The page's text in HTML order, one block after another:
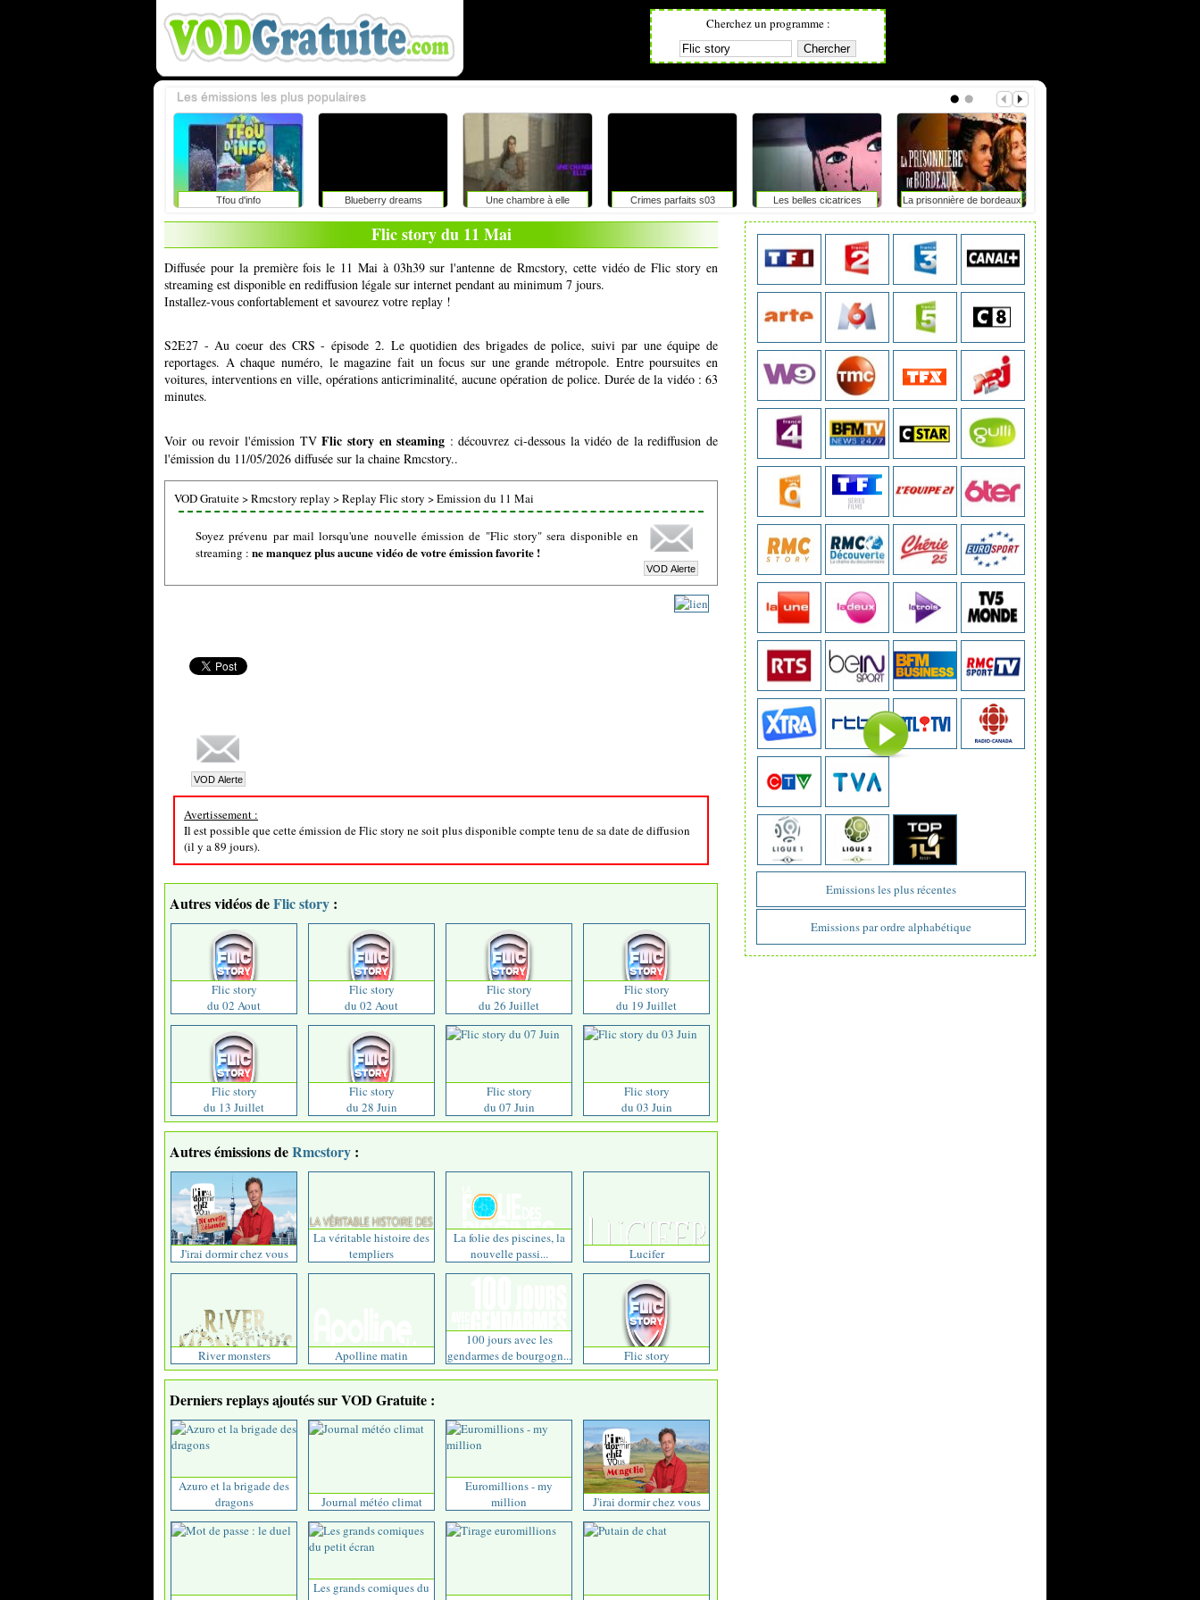
Cherchez un programme :
Tfou d'info Blueberry dreams Une chambre à elle Crimes parfaits s03 Les belles cicatrices La prisonnière de bordeaux
Les émissions les plus populaires
Emissions les plus récentes
Emissions par ordre alphabétique
Flic story du 11 Mai
Diffusée pour la première fois le 11 Mai à 03h39 sur l'antenne de Rmcstory, cette vidéo de Flic story en
streaming est disponible en rediffusion légale sur internet pendant au minimum 7 jours.
Installez-vous confortablement et savourez votre replay !
S2E27 - Au coeur des CRS - épisode 2. Le quotidien des brigades de police, suivi par une équipe de
reportages. A chaque numéro, le magazine fait un focus sur une grande métropole. Entre poursuites en
voitures, interventions en ville, opérations anticriminalité, aucune opération de police. Durée de la vidéo : 63
minutes.
Voir ou revoir l'émission TVFlic story en steaming : découvrez ci-dessous la vidéo de la rediffusion de
l'émission du 11/05/2026 diffusée sur la chaine Rmcstory..
VOD Gratuite>Rmcstory replay >Replay Flic story >Emission du 11 Mai
Soyez prévenu par mail lorsqu'une nouvelle émission de "Flic story" sera disponible en
streaming : ne manquez plus aucune vidéo de votre émission favorite !
Avertissement :
Il est possible que cette émission de Flic story ne soit plus disponible compte tenu de sa date de diffusion
(il y a 89 jours).
Autres vidéos deFlic story :
Flic story
du 02 Aout
Flic story
du 02 Aout
Flic story
du 26 Juillet
Flic story
du 19 Juillet
Flic story
du 13 Juillet
Flic story
du 28 Juin
Flic story
du 07 Juin
Flic story
du 03 Juin
Autres émissions deRmcstory :
J'irai dormir chez vous
La véritable histoire des
templiers
La folie des piscines, la
nouvelle passi...
Lucifer
River monsters Apolline matin
100 jours avec les
gendarmes de bourgogn...
Flic story
Derniers replays ajoutés sur VOD Gratuite :
Azuro et la brigade des
dragons
Journal météo climat
Euromillions - my
million
J'irai dormir chez vous
Les grands comiques du